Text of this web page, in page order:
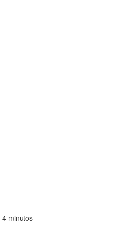
4 minutos